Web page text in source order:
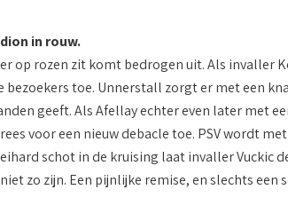
in rouw.
op rozen zit komt bedrogen uit. Als
bezoekers toe. Unnerstall zorgt er met een
geeft. Als Afellay echter even later met
voor een nieuw debacle toe. PSV wordt
schot in de kruising laat invaller Vuckic
zo zijn. Een pijnlijke remise, en slechts